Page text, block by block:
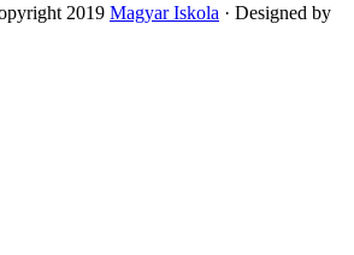
2019 Magyar Iskola · Designed by